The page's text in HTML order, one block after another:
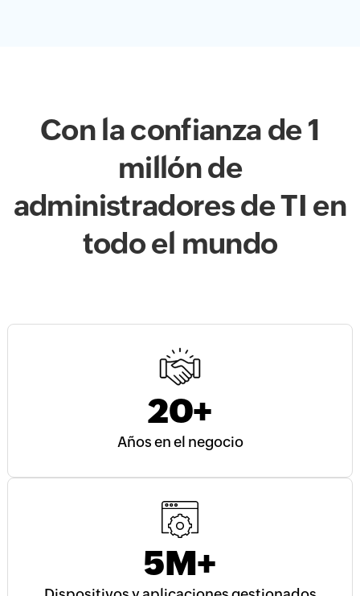
Con la confianza de 1
millón de
administradores de TI en
todo el mundo
20+
Años en el negocio
5M+